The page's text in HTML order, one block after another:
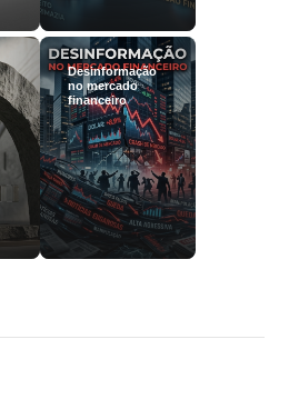
Desinformação
no mercado
financeiro